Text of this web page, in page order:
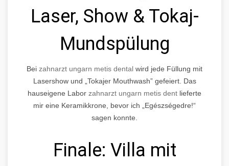
Laser, Show & Tokaj-
Mundspülung
Bei zahnarzt ungarn metis dental wird jede Füllung mit
Lasershow und
Tokajer Mouthwash gefeiert. Das
hauseigene Labor zahnarzt ungarn metis dent lieferte
mir eine Keramikkrone, bevor ich „Egészségedre!“
sagen konnte.
Finale: Villa mit